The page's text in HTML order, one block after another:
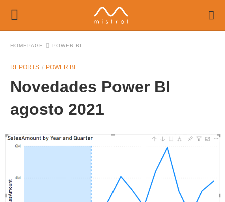
HOMEPAGE POWER BI
REPORTS POWER BI
Novedades Power BI
agosto 2021